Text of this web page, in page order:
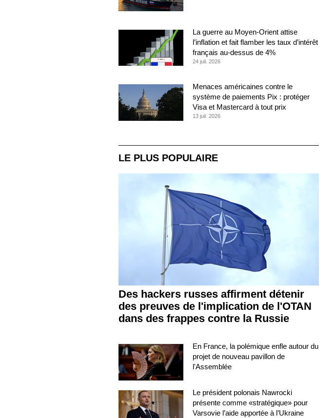
La guerre au Moyen-Orient attise
l’inflation et fait flamber les taux d’intérêt
français au-dessus de 4%
24 juil. 2026
Menaces américaines contre le
système de paiements Pix : protéger
Visa et Mastercard à tout prix
13 juil. 2026
LE PLUS POPULAIRE
Des hackers russes affirment détenir
des preuves de l'implication de l'OTAN
dans des frappes contre la Russie
En France, la polémique enfle autour du
projet de nouveau pavillon de
l'Assemblée
Le président polonais Nawrocki
présente comme «stratégique» pour
Varsovie l’aide apportée à l’Ukraine